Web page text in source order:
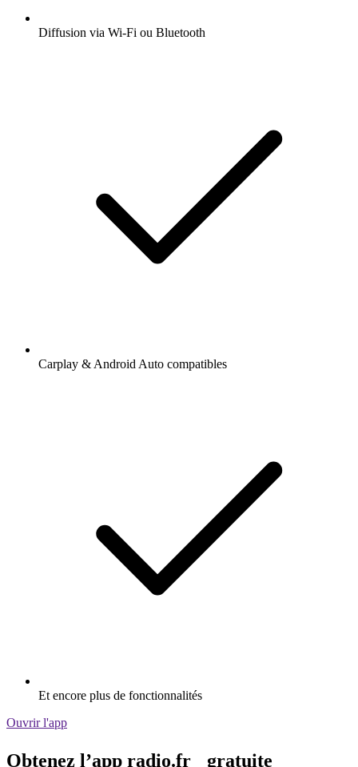
Diffusion via Wi-Fi ou Bluetooth
Carplay & Android Auto compatibles
Et encore plus de fonctionnalités
Ouvrir l'app
Obtenez l’app radio.fr gratuite